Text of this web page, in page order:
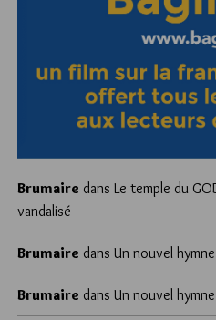
Brumaire dans Le temple du
vandalisé
Brumaire dans Un nouvel
Brumaire dans Un nouvel